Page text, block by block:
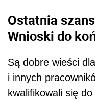
Ostatnia
Wnioski do
Są dobre wieści
i innych
kwalifikowali się